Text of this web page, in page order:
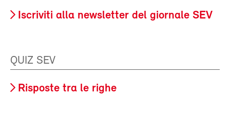
Iscriviti alla newsletter del giornale SEV
QUIZ SEV
Risposte tra le righe